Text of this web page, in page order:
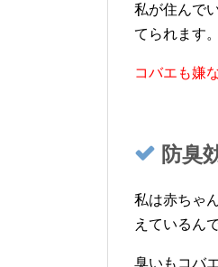
私が住んで
てられます。
コバエも嫌
防臭
私は赤ちゃ
えているん
臭いもコバ